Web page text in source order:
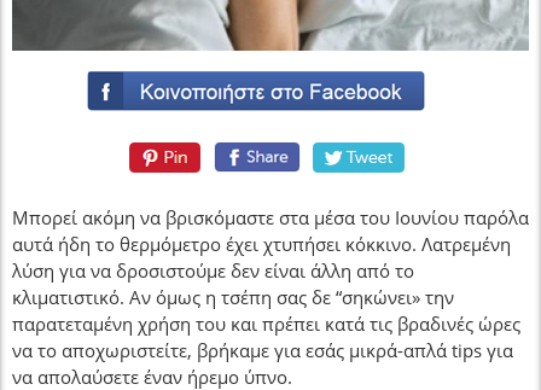
Μπορεί ακόμη να βρισκόμαστε στα μέσα του Ιουνίου παρόλα
αυτά ήδη το θερμόμετρο έχει χτυπήσει κόκκινο. Λατρεμένη
λύση για να δροσιστούμε δεν είναι άλλη από το
κλιματιστικό. Αν όμως η τσέπη σας δε “σηκώνει» την
παρατεταμένη χρήση του και πρέπει κατά τις βραδινές ώρες
να το αποχωριστείτε, βρήκαμε για εσάς μικρά-απλά tips για
να απολαύσετε έναν ήρεμο ύπνο.